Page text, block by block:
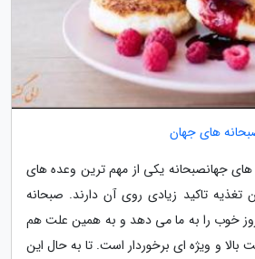
های جهان
های جهانصبحانه یکی از مهم ترین وعده های
تغذیه تاکید زیادی روی آن دارند. صبحانه
روز خوب را به ما می دهد و به همین علت هم
بالا و ویژه ای برخوردار است. تا به حال این